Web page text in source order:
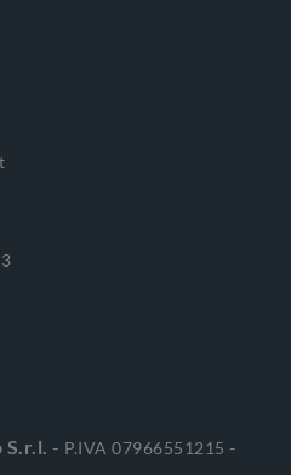
- P.IVA 07966551215 -